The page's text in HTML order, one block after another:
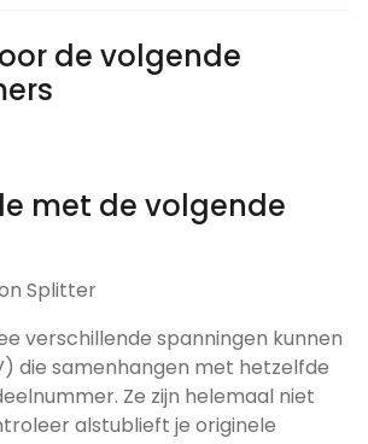
de volgende
met de volgende
Splitter
verschillende spanningen kunnen
die samenhangen met hetzelfde
Ze zijn helemaal niet
alstublieft je originele